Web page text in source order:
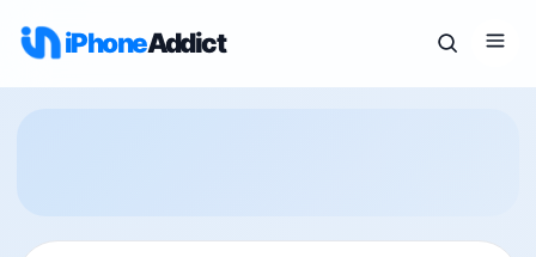
iPhoneAddict